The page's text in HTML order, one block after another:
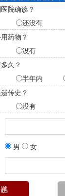
院确诊？
还没有
药物？
没有
久？
半年内
传史？
没有
男 女